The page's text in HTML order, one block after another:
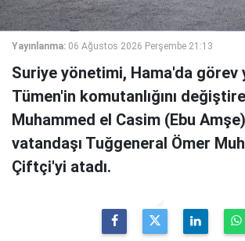
Yayınlanma: 06 Ağustos 2026 Perşembe 21:13
Suriye yönetimi, Hama'da görev
Tümen'in komutanlığını
Muhammed el Casim (Ebu
vatandaşı Tuğgeneral Ömer
Çiftçi'yi atadı.